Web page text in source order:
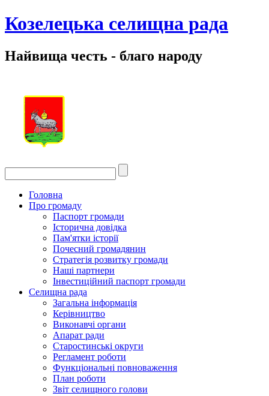
Козелецька селищна рада
Найвища честь - благо народу
Головна
Про громаду
Паспорт громади
Історична довідка
Пам'ятки історії
Почесний громадянин
Стратегія розвитку громади
Наші партнери
Інвестиційний паспорт громади
Селищна рада
Загальна інформація
Керівництво
Виконавчі органи
Апарат ради
Старостинські округи
Регламент роботи
Функціональні повноваження
План роботи
Звіт селищного голови